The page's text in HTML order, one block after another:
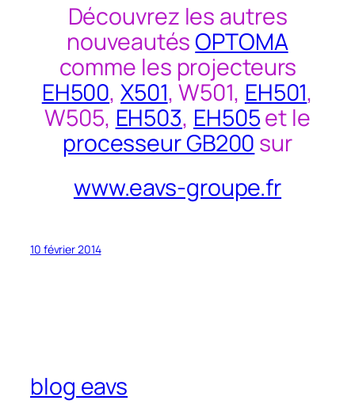
Découvrez les autres
nouveautésOPTOMA
comme les projecteurs
EH500,X501, W501, EH501,
W505, EH503, EH505et le
processeur GB200 sur
www.eavs-groupe.fr
10 février 2014
blog eavs